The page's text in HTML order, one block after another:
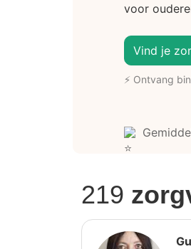
voor
Vind je
⚡ Ontvang
219